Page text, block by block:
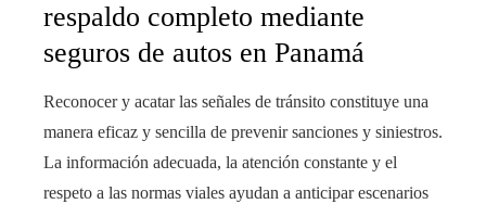
respaldo completo mediante
seguros de autos en Panamá
Reconocer y acatar las señales de tránsito constituye una
manera eficaz y sencilla de prevenir sanciones y siniestros.
La información adecuada, la atención constante y el
respeto a las normas viales ayudan a anticipar escenarios